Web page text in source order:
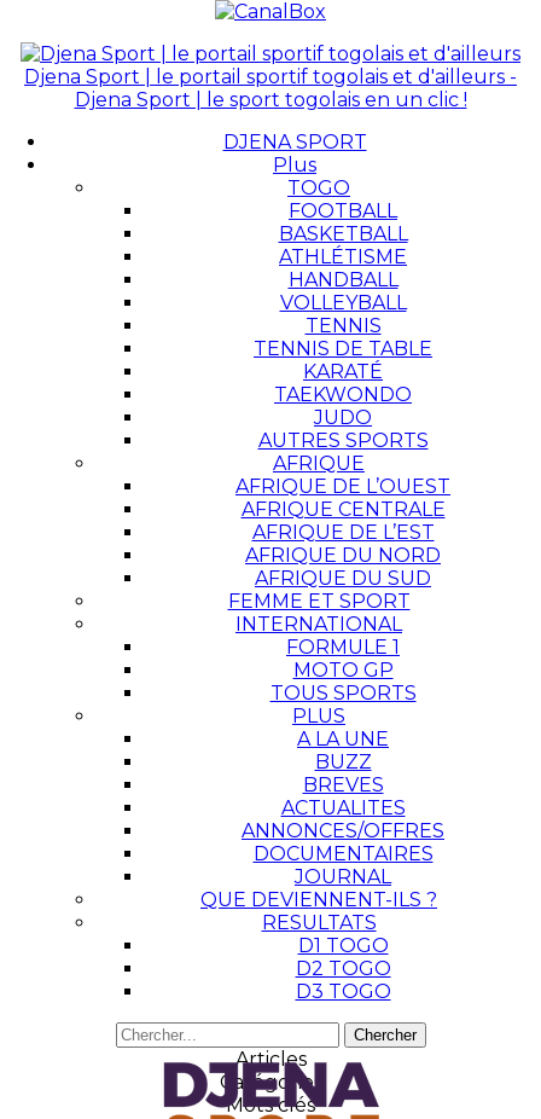
Djena Sport | le portail sportif togolais et d'ailleurs -
Djena Sport | le sport togolais en un clic !
DJENA SPORT
Plus
TOGO
FOOTBALL
BASKETBALL
ATHLÉTISME
HANDBALL
VOLLEYBALL
TENNIS
TENNIS DE TABLE
KARATÉ
TAEKWONDO
JUDO
AUTRES SPORTS
AFRIQUE
AFRIQUE DE L’OUEST
AFRIQUE CENTRALE
AFRIQUE DE L’EST
AFRIQUE DU NORD
AFRIQUE DU SUD
FEMME ET SPORT
INTERNATIONAL
FORMULE 1
MOTO GP
TOUS SPORTS
PLUS
A LA UNE
BUZZ
BREVES
ACTUALITES
ANNONCES/OFFRES
DOCUMENTAIRES
JOURNAL
QUE DEVIENNENT-ILS ?
RESULTATS
D1 TOGO
D2 TOGO
D3 TOGO
Articles
Catégories
Mots clés